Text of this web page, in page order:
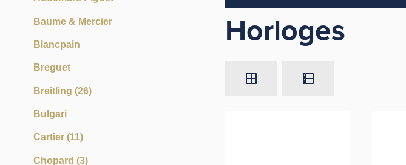
Baume & Mercier
Blancpain
Breguet
Breitling (26)
Bulgari
Cartier (11)
Chopard (3)
Horloges